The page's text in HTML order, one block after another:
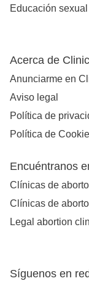
Educación sexual
Acerca de
Anunciarme en
Aviso legal
Política de
Política de
Encuéntranos
Clínicas de
Clínicas de
Legal abortion
Síguenos en